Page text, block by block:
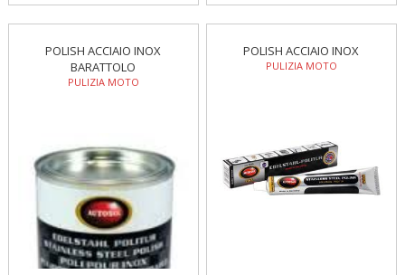
POLISH ACCIAIO INOX
BARATTOLO
PULIZIA MOTO
POLISH ACCIAIO INOX
PULIZIA MOTO